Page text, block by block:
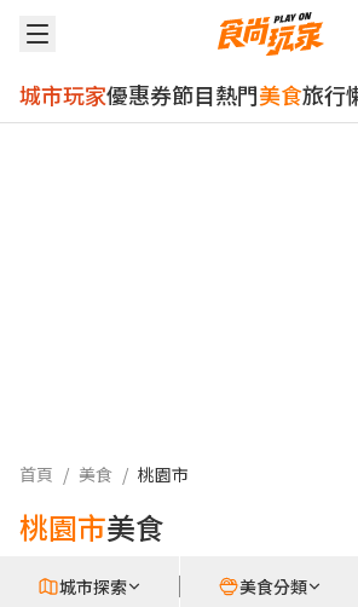
城市玩家優惠券節目熱門美食旅行
首頁 / 美食 / 桃園市
桃園市美食
城市探索 美食分類